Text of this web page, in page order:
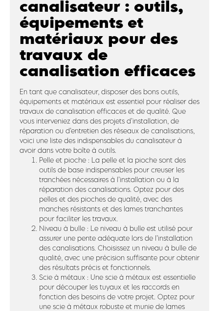
canalisateur : outils,
équipements et
matériaux pour des
travaux de
canalisation efficaces
En tant que canalisateur, disposer des bons outils,
équipements et matériaux est essentiel pour réaliser des
travaux de canalisation efficaces et de qualité. Que
vous interveniez dans des projets d’installation, de
réparation ou d’entretien des réseaux de canalisations,
voici une liste des indispensables du canalisateur à
avoir dans votre boîte à outils.
Pelle et pioche : La pelle et la pioche sont des
outils de base indispensables pour creuser les
tranchées nécessaires à l’installation ou à la
réparation des canalisations. Optez pour des
pelles et des pioches de qualité, avec des
manches résistants et des lames tranchantes
pour faciliter les travaux.
Niveau à bulle : Le niveau à bulle est utilisé pour
assurer une pente adéquate lors de l’installation
des canalisations. Choisissez un niveau à bulle de
qualité, avec une précision suffisante pour obtenir
des résultats précis et fonctionnels.
Scie à métaux : Une scie à métaux est essentielle
pour découper les tuyaux et les raccords en
fonction des besoins de votre projet. Optez pour
une scie à métaux robuste et munie de lames